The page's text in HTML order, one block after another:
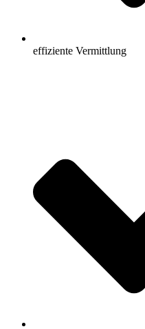
effiziente Vermittlung